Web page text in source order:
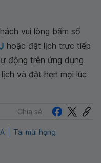
vui lòng bấm số
hoặc đặt lịch trực tiếp
động trên ứng dụng
và đặt hẹn mọi lúc
Chia sẻ
Tai mũi họng